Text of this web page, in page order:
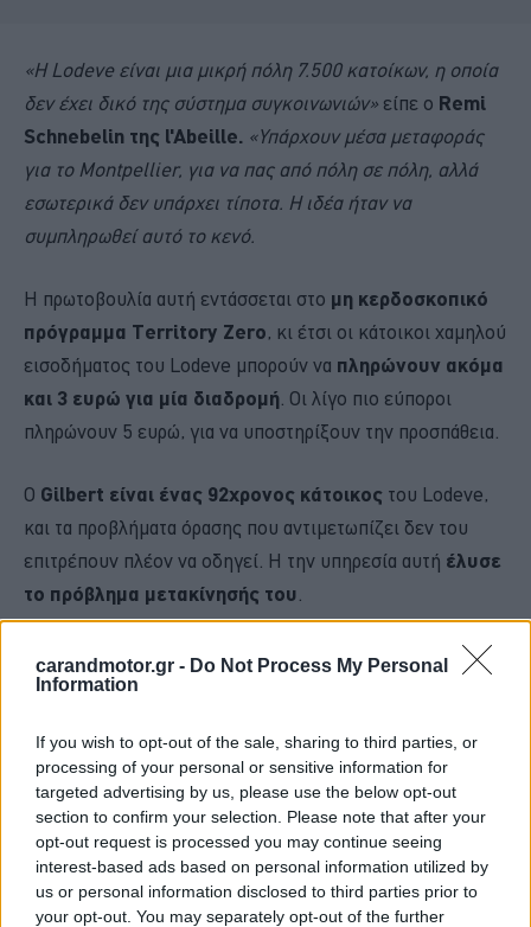
carandmotor.gr - Do Not Process My Personal
Information
If you wish to opt-out of the sale, sharing to third parties, or
processing of your personal or sensitive information for
targeted advertising by us, please use the below opt-out
section to confirm your selection. Please note that after your
opt-out request is processed you may continue seeing
interest-based ads based on personal information utilized by
us or personal information disclosed to third parties prior to
your opt-out. You may separately opt-out of the further
«Η Lodeve είναι μια μικρή πόλη 7.500 κατοίκων, η οποία
δεν έχει δικό της σύστημα συγκοινωνιών» είπε ο Remi
Schnebelin της l'Abeille. «Υπάρχουν μέσα μεταφοράς
για το Montpellier, για να πας από πόλη σε πόλη, αλλά
εσωτερικά δεν υπάρχει τίποτα. Η ιδέα ήταν να
συμπληρωθεί αυτό το κενό.
Η πρωτοβουλία αυτή εντάσσεται στο μη κερδοσκοπικό
πρόγραμμα Territory Zero, κι έτσι οι κάτοικοι χαμηλού
εισοδήματος του Lodeve μπορούν να πληρώνουν ακόμα
και 3 ευρώ για μία διαδρομή. Οι λίγο πιο εύποροι
πληρώνουν 5 ευρώ, για να υποστηρίξουν την προσπάθεια.
Ο Gilbert είναι ένας 92χρονος κάτοικος του Lodeve,
και τα προβλήματα όρασης που αντιμετωπίζει δεν του
επιτρέπουν πλέον να οδηγεί. Η την υπηρεσία αυτή έλυσε
το πρόβλημα μετακίνησής του.